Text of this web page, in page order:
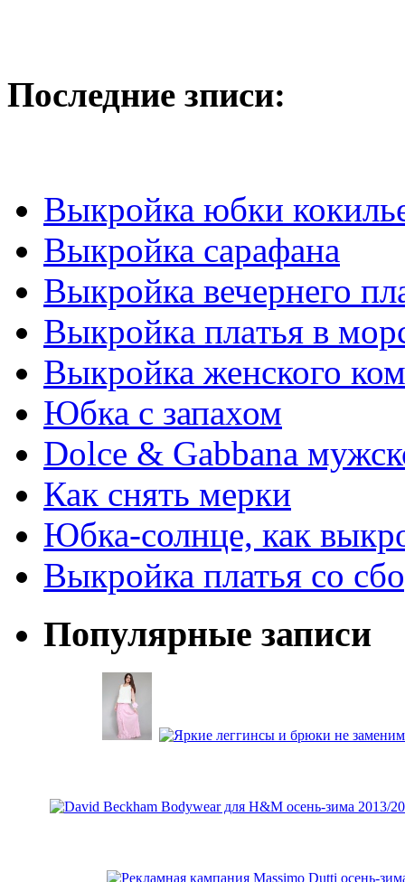
Последние зписи:
Выкройка юбки
Выкройка сарафана
Выкройка вечернего
Выкрoйкa плaтья в
Выкройка женского
Юбка с запахом
Dolce & Gabbana
Как снять мерки
Юбка-солнце, как
Выкройка платья со
Популярные записи